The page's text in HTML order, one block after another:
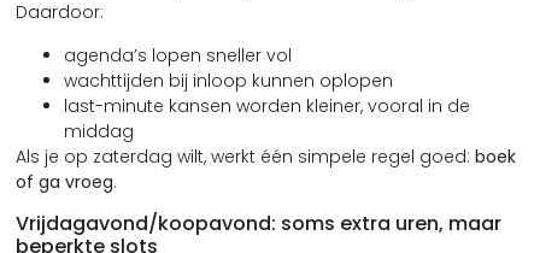
Daardoor:
agenda’s lopen sneller vol
wachttijden bij inloop kunnen oplopen
last-minute kansen worden kleiner, vooral in de
middag
Als je op zaterdag wilt, werkt één simpele regel goed:boek
of ga vroeg.
Vrijdagavond/koopavond: soms extra uren, maar
beperkte slots